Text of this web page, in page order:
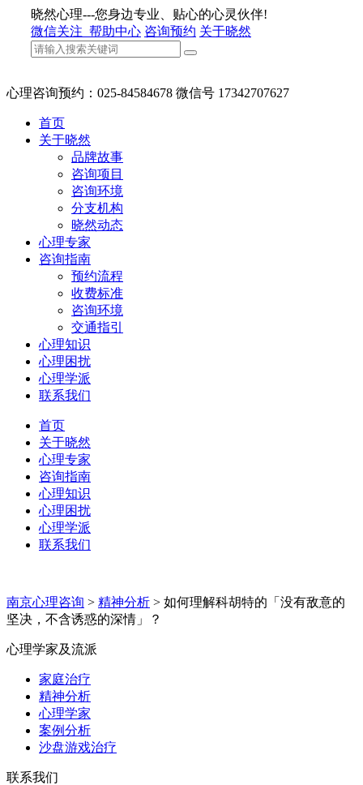
晓然心理---您身边专业、贴心的心灵伙伴!
微信关注 帮助中心 咨询预约 关于晓然
心理咨询预约：025-84584678 微信号 17342707627
首页
关于晓然
品牌故事
咨询项目
咨询环境
分支机构
晓然动态
心理专家
咨询指南
预约流程
收费标准
咨询环境
交通指引
心理知识
心理困扰
心理学派
联系我们
首页
关于晓然
心理专家
咨询指南
心理知识
心理困扰
心理学派
联系我们
南京心理咨询 > 精神分析 > 如何理解科胡特的「没有敌意的
坚决，不含诱惑的深情」？
心理学家及流派
家庭治疗
精神分析
心理学家
案例分析
沙盘游戏治疗
联系我们